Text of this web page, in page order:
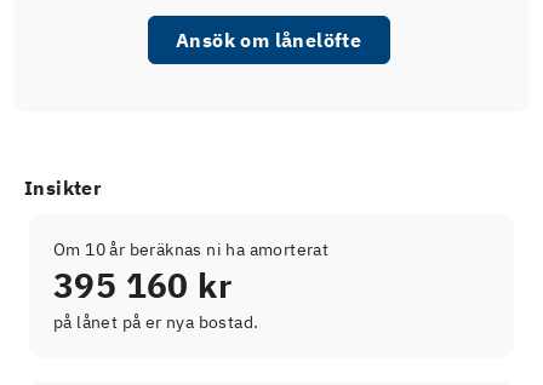
Ansök om lånelöfte
Insikter
Om 10 år beräknas ni ha amorterat
395 160 kr
på lånet på er nya bostad.